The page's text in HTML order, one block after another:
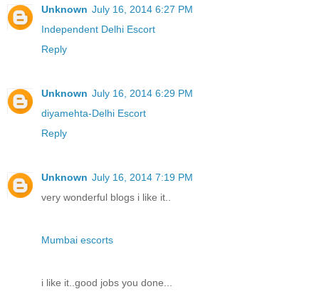
Unknown July 16, 2014 6:27 PM
Independent Delhi Escort
Reply
Unknown July 16, 2014 6:29 PM
diyamehta-Delhi Escort
Reply
Unknown July 16, 2014 7:19 PM
very wonderful blogs i like it..
Mumbai escorts
i like it..good jobs you done...